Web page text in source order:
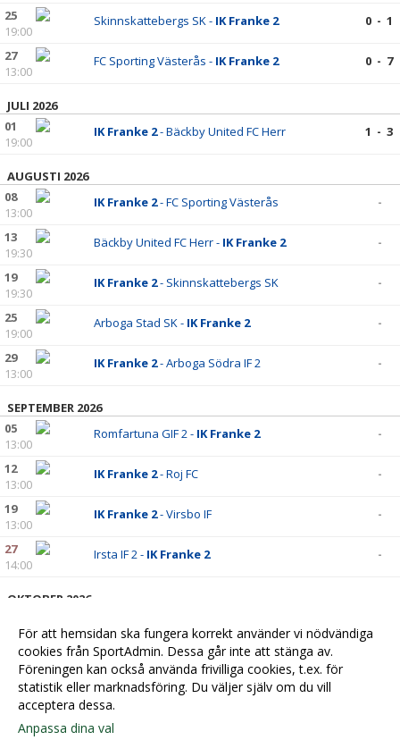
25
19:00
Skinnskattebergs SK - IK Franke 2 0 - 1
27
13:00
FC Sporting Västerås - IK Franke 2 0 - 7
JULI 2026
01
19:00
IK Franke 2- Bäckby United FC Herr 1 - 3
AUGUSTI 2026
08
13:00
IK Franke 2- FC Sporting Västerås -
13
19:30
Bäckby United FC Herr - IK Franke 2 -
19
19:30
IK Franke 2- Skinnskattebergs SK -
25
19:00
Arboga Stad SK - IK Franke 2 -
29
13:00
IK Franke 2- Arboga Södra IF 2 -
SEPTEMBER 2026
05
13:00
Romfartuna GIF 2 - IK Franke 2 -
12
13:00
IK Franke 2- Roj FC -
19
13:00
IK Franke 2- Virsbo IF -
27
14:00
Irsta IF 2 - IK Franke 2 -
OKTOBER 2026
13:00
IK Franke 2 - IK Råby Västerås
13:00
Kolsva IF -IK Franke 2
För att hemsidan ska fungera korrekt använder vi nödvändiga
cookies från SportAdmin. Dessa går inte att stänga av.
Föreningen kan också använda frivilliga cookies, t.ex. för
statistik eller marknadsföring. Du väljer själv om du vill
acceptera dessa.
Anpassa dina val